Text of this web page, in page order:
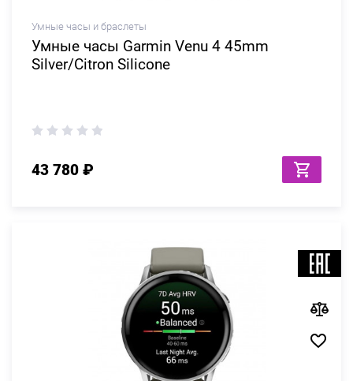
Умные часы и браслеты
Умные часы Garmin Venu 4 45mm
Silver/Citron Silicone
43 780 ₽